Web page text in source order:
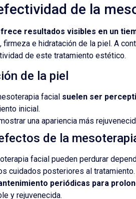
de la
resultados visibles en un
firmeza e hidratación de la piel. A
de este tratamiento estético.
de la piel
facial suelen ser
inicial.
una apariencia más
de la
facial pueden perdurar
cuidados posteriores al tratamiento.
periódicas para
y rejuvenecida.